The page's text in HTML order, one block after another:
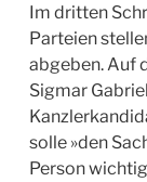
Im dritten
Parteien
abgeben. Auf
Sigmar
solle »den
Person